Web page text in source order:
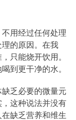
用经过任何处理
的原因。在我
只能烧开饮用。
到更干净的水。
乏必要的微量元
这种说法并没有
缺乏营养和维生